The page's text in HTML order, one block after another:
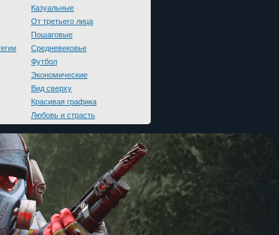
Казуальные
От третьего лица
Пошаговые
Средневековье
Футбол
Экономические
Вид сверху
Красивая графика
Любовь и страсть